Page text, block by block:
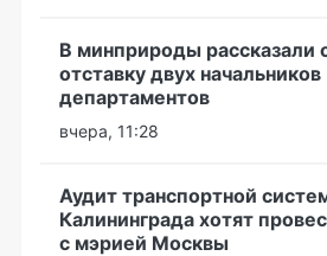
В минприроды рассказали
отставку двух начальников
департаментов
вчера, 11:28
Аудит транспортной
Калининграда хотят
с мэрией Москвы